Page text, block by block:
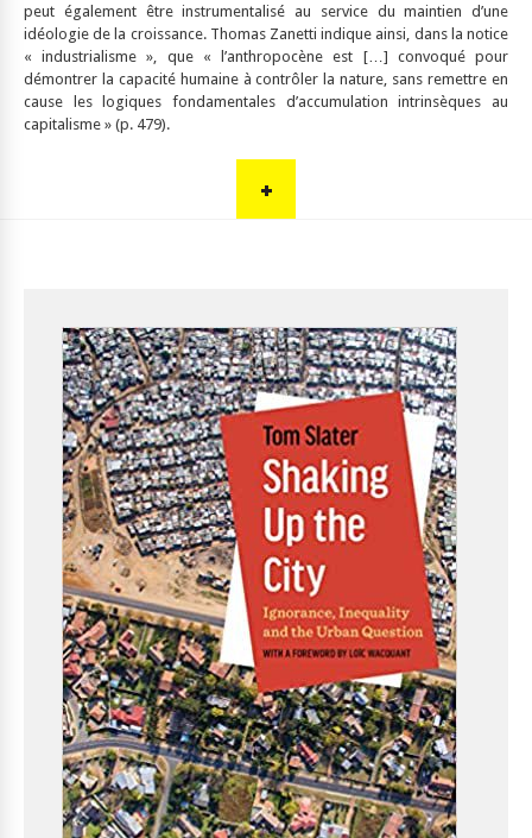
peut également être instrumentalisé au service du maintien d’une
idéologie de la croissance. Thomas Zanetti indique ainsi, dans la notice
« industrialisme », que «
l’anthropocène est […] convoqué pour
démontrer la capacité humaine à contrôler la nature, sans remettre en
cause les logiques fondamentales d’accumulation intrinsèques au
capitalisme » (p. 479).